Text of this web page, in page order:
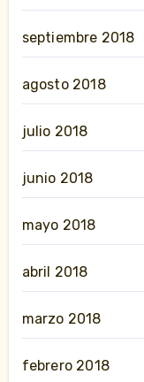
septiembre 2018
agosto 2018
julio 2018
junio 2018
mayo 2018
abril 2018
marzo 2018
febrero 2018